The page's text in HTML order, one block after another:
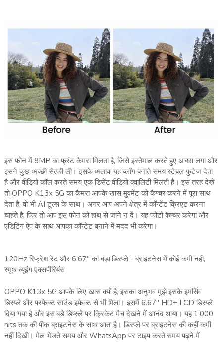
इस फोन में 8MP का फ्रंट कैमरा मिलता है, जिसे इस्तेमाल करते हुए अच्छा लगा और
इसने कुछ अच्छी सेल्फी ली। इसके अलावा यह व्लॉग बनाते समय स्टेबल फुटेज देता
है और वीडियो कॉल करते समय एक डिसेंट वीडियो क्वालिटी मिलती है। इस तरह देखें
तो OPPO K13x 5G का कैमरा आपके खास मुवमेंट को कैप्चर करने में पूरा साथ
देता है, वो भी AI टूल्स के साथ। अगर आप अपने क्षेत्र में कॉन्टेंट क्रिएट करना
चाहते हैं, फिर तो आप इस फोन को हाथ से जाने न दें। यह फोटो कैप्चर करेगा और
एडिटिंग ऐप के साथ आपका कॉन्टेंट बनाने में मदद भी करेगा।
120Hz रिफ्रेश रेट और 6.67" का बड़ा डिस्प्ले - ब्राइटनेस में कोई कमी नहीं,
स्मूथ व्यूइंग एक्सपीरियंस
OPPO K13x 5G आपके लिए खास क्यों है, इसका अनुभव मुझे इसके इमर्सिव
डिस्प्ले और परफेक्ट साउंड इफेक्ट से भी मिला। इसमें 6.67" HD+ LCD डिस्प्ले
दिया गया है और इस बड़े डिप्स्ले पर क्रिकेट मैच देखने में आनंद आया। यह 1,000
nits तक की पीक ब्राइटनेस के साथ आता है। डिस्प्ले पर ब्राइटनेस की कहीं कमी
नहीं दिखी। मेल भेजते समय और WhatsApp पर टाइप करते समय पढ़ने में